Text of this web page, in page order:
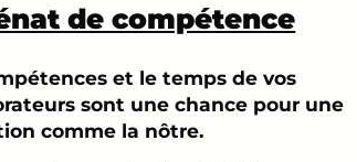
de compétence
et le temps de vos
sont une chance pour une
comme la nôtre.